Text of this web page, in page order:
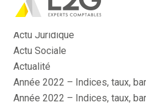
Aller
au
Actu Fiscale
Actu Juridique
Actu Sociale
Actualité
Année 2022 – Indices, taux,
Année 2022 – Indices, taux,